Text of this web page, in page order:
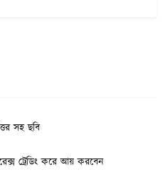
সহ ছবি
ট্রেডিং করে আয় করবেন